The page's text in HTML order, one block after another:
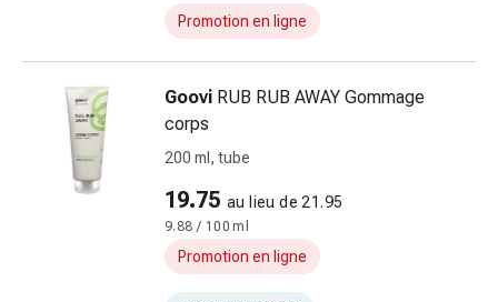
vaisseaux
sanguins
Cœur
compression
Promotion en ligne
Goovi RUB RUB AWAY Gommage
corps
200 ml, tube
19.75 au lieu de 21.95
9.88 / 100 ml
Promotion en ligne